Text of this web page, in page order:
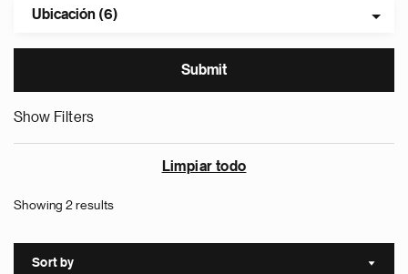
Ubicación (6)
Show Filters
Limpiar todo
Showing 2 results
Sort by Sort